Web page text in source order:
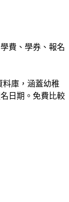
費、學券、報名
料庫，涵蓋幼稚
日期。免費比較